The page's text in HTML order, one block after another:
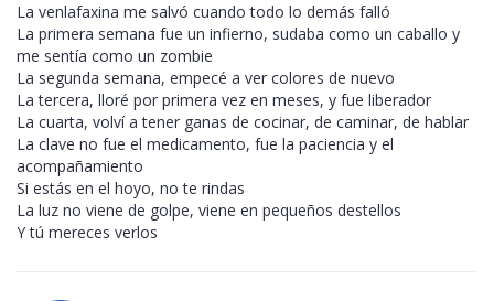
La venlafaxina me salvó cuando todo lo demás falló
La primera semana fue un infierno, sudaba como un caballo y
me sentía como un zombie
La segunda semana, empecé a ver colores de nuevo
La tercera, lloré por primera vez en meses, y fue liberador
La cuarta, volví a tener ganas de cocinar, de caminar, de hablar
La clave no fue el medicamento, fue la paciencia y el
acompañamiento
Si estás en el hoyo, no te rindas
La luz no viene de golpe, viene en pequeños destellos
Y tú mereces verlos